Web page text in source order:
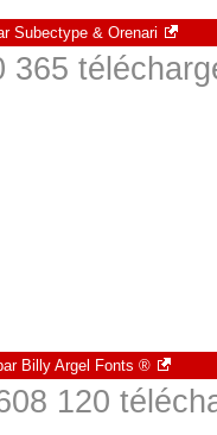
Subectype & Orenari
365
Billy Argel Fonts ®
120